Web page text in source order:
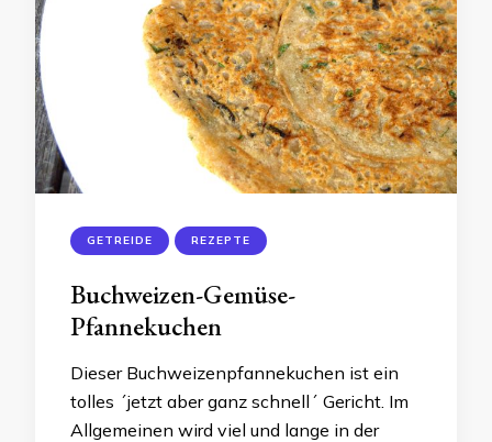
GETREIDE REZEPTE
Buchweizen-Gemüse-
Pfannekuchen
Dieser Buchweizenpfannekuchen ist ein
tolles ´jetzt aber ganz schnell´ Gericht. Im
Allgemeinen wird viel und lange in der